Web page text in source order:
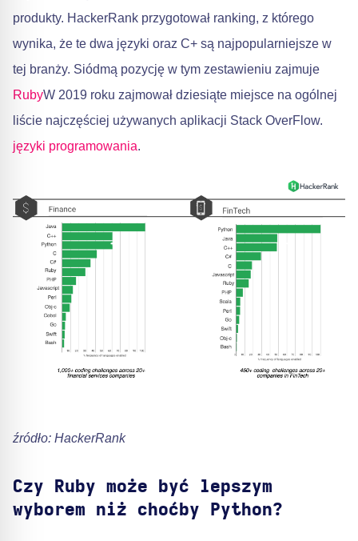
produkty. HackerRank przygotował ranking, z którego
wynika, że te dwa języki oraz C+ są najpopularniejsze w
tej branży. Siódmą pozycję w tym zestawieniu zajmuje
RubyW 2019 roku zajmował dziesiąte miejsce na ogólnej
liście najczęściej używanych aplikacji Stack OverFlow.
języki programowania.
źródło: HackerRank
Czy Ruby może być lepszym
wyborem niż choćby Python?